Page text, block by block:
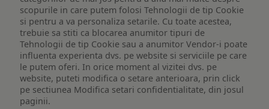
scopurile in care putem folosi Tehnologii de tip Cookie
si pentru a va personaliza setarile. Cu toate acestea,
trebuie sa stiti ca blocarea anumitor tipuri de
Tehnologii de tip Cookie sau a anumitor Vendor-i poate
influenta experienta dvs. pe website si serviciile pe care
le putem oferi. In orice moment al vizitei dvs. pe
website, puteti modifica o setare anterioara, prin click
pe sectiunea Modifica setari confidentialitate, din josul
paginii.